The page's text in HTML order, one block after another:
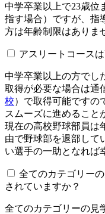
中学卒業以上で23歳位
指す場合）ですが、指
方は年齢制限はありま
アスリートコース
中学卒業以上の方でし
取得が必要な場合は
校）で取得可能ですの
スムーズに進めること
現在の高校野球部員は
由で野球部を退部して
い選手の一助となれば
全てのカテゴリー
されていますか？​​​​​
全てのカテゴリーの見